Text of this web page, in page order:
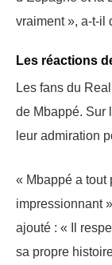
vraiment », a-t-il
Les réactions
Les fans du
de Mbappé. Sur
leur admiration
« Mbappé a tout
impressionnant
ajouté : « Il
sa propre